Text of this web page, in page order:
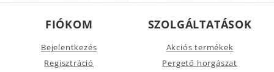
FIÓKOM
Bejelentkezés
Regisztráció
SZOLGÁLTATÁSOK
Akciós termékek
Pergető horgászat